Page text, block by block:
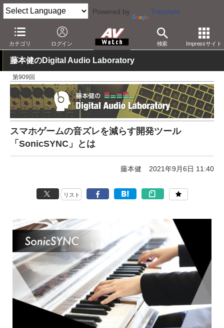
Powered by Translate
カテゴリ ログイン 検索 Impressサイト
AV Watch 製品 アプリ/ソフトウェア
藤本健のDigital Audio Laboratory
第909回
スマホゲームの音ズレを減らす開発ツール
「SonicSYNC」とは
藤本健 2021年9月6日 11:40
リスト